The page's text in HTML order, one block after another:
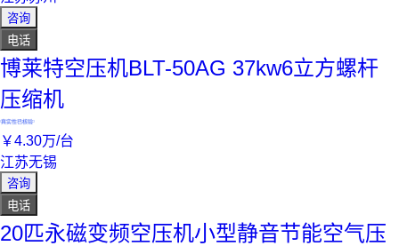
咨询
电话
博莱特空压机BLT-50AG 37kw6立方螺杆
压缩机
真实性已核验
￥4.30万/台
江苏无锡
咨询
电话
20匹永磁变频空压机小型静音节能空气压